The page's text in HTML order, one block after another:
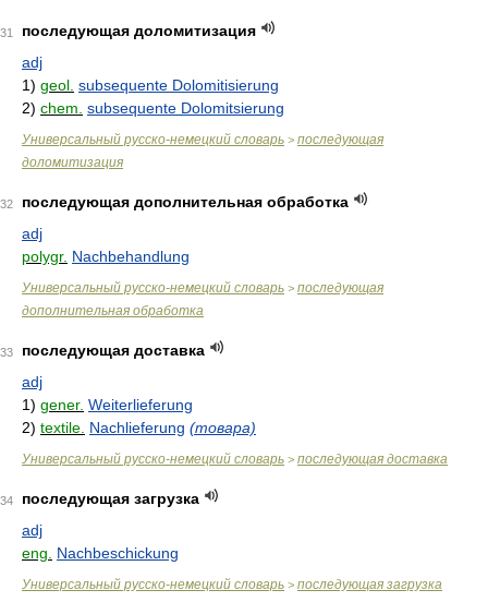
31
последующая доломитизация
adj
1) geol. subsequente Dolomitisierung
2) chem. subsequente Dolomitsierung
Универсальный русско-немецкий словарь > последующая
доломитизация
32
последующая дополнительная обработка
adj
polygr. Nachbehandlung
Универсальный русско-немецкий словарь > последующая
дополнительная обработка
33
последующая доставка
adj
1) gener. Weiterlieferung
2) textile. Nachlieferung (товара)
Универсальный русско-немецкий словарь > последующая доставка
34
последующая загрузка
adj
eng.
Nachbeschickung
Универсальный русско-немецкий словарь > последующая загрузка